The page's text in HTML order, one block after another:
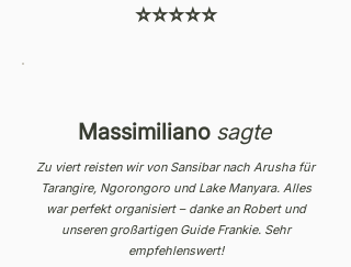
⭐⭐⭐⭐⭐
Massimiliano sagte
Zu viert reisten wir von Sansibar nach Arusha für
Tarangire, Ngorongoro und Lake Manyara. Alles
war perfekt organisiert – danke an Robert und
unseren großartigen Guide Frankie. Sehr
empfehlenswert!